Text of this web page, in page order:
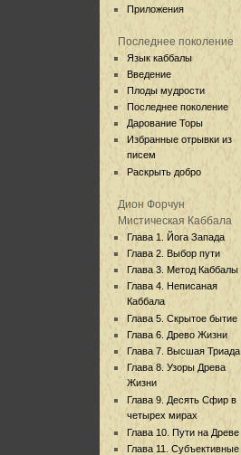
Приложения
Последнее поколение
Язык каббалы
Введение
Плоды мудрости
Последнее поколение
Дарование Торы
Избранные отрывки из
писем
Раскрыть добро
Дион Форчун
Мистическая Каббала
Глава 1. Йога Запада
Глава 2. Выбор пути
Глава 3. Метод Каббалы
Глава 4. Неписаная
Каббала
Глава 5. Скрытое бытие
Глава 6. Древо Жизни
Глава 7. Высшая Триада
Глава 8. Узоры Древа
Жизни
Глава 9. Десять Сфир в
четырех мирах
Глава 10. Пути на Древе
Глава 11. Субъективные